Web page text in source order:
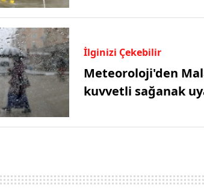
İlginizi Çekebilir
Meteoroloji'den
kuvvetli sağanak